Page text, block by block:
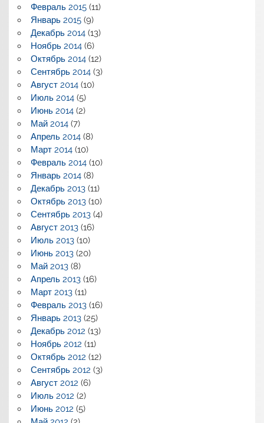
Февраль 2015(11)
Январь 2015(9)
Декабрь 2014(13)
Ноябрь 2014(6)
Октябрь 2014(12)
Сентябрь 2014(3)
Август 2014(10)
Июль 2014(5)
Июнь 2014(2)
Май 2014(7)
Апрель 2014(8)
Март 2014(10)
Февраль 2014(10)
Январь 2014(8)
Декабрь 2013(11)
Октябрь 2013(10)
Сентябрь 2013(4)
Август 2013(16)
Июль 2013(10)
Июнь 2013(20)
Май 2013(8)
Апрель 2013(16)
Март 2013(11)
Февраль 2013(16)
Январь 2013(25)
Декабрь 2012 (13)
Ноябрь 2012 (11)
Октябрь 2012 (12)
Сентябрь 2012 (3)
Август 2012 (6)
Июль 2012 (2)
Июнь 2012 (5)